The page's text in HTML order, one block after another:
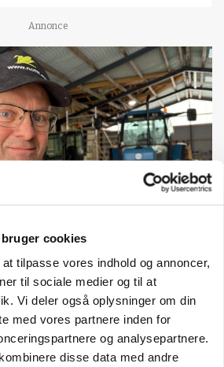
cookies
tilpasse vores indhold og annoncer,
til sociale medier og til at
Vi deler også oplysninger om din
med vores partnere inden for
og analysepartnere.
disse data med andre
Annonce
demonstrere mod ny
Annonce